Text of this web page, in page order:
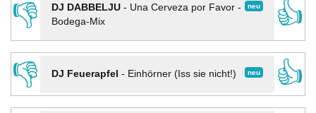
👎
neu
DJ DABBELJU- Una Cerveza por Favor -
Bodega-Mix
👍
👎
neu
DJ Feuerapfel - Einhörner (Iss sie nicht!)
👍